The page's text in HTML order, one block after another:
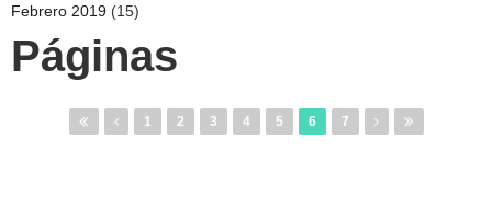
Febrero 2019 (15)
Páginas
1 2 3 4 5 6 7